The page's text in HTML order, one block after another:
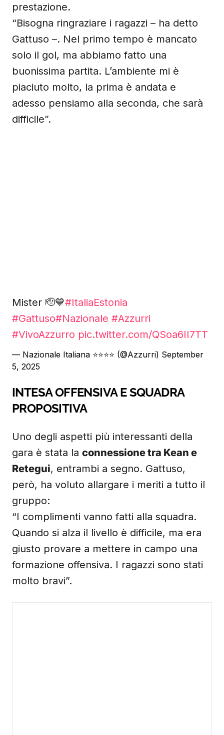
prestazione.
“Bisogna ringraziare i ragazzi – ha detto
Gattuso –. Nel primo tempo è mancato
solo il gol, ma abbiamo fatto una
buonissima partita. L’ambiente mi è
piaciuto molto, la prima è andata e
adesso pensiamo alla seconda, che sarà
difficile”.
Mister 🫡💙#ItaliaEstonia
#Gattuso#Nazionale #Azzurri
#VivoAzzurro pic.twitter.com/QSoa6II7TT
— Nazionale Italiana ⭐️⭐️⭐️⭐️ (@Azzurri) September
5, 2025
INTESA OFFENSIVA E SQUADRA
PROPOSITIVA
Uno degli aspetti più interessanti della
gara è stata la connessione tra Kean e
Retegui, entrambi a segno. Gattuso,
però, ha voluto allargare i meriti a tutto il
gruppo:
“I complimenti vanno fatti alla squadra.
Quando si alza il livello è difficile, ma era
giusto provare a mettere in campo una
formazione offensiva. I ragazzi sono stati
molto bravi”.